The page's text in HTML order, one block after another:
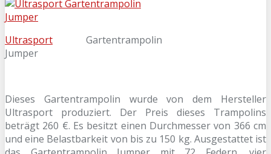
Ultrasport Gartentrampolin
Jumper
Dieses Gartentrampolin wurde von dem Hersteller
Ultrasport produziert. Der Preis dieses Trampolins
beträgt 260 €. Es besitzt einen Durchmesser von 366 cm
und eine Belastbarkeit von bis zu 150 kg. Ausgestattet ist